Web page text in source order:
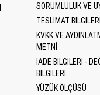
SORUMLULUK VE
TESLIMAT
KVKK VE
METNI
İADE BILGILERI -
BILGILERI
YÜZÜK ÖLÇÜSÜ